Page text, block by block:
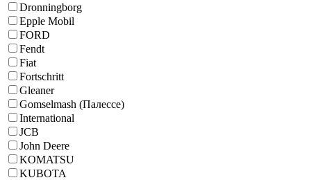
Dronningborg
Epple Mobil
FORD
Fendt
Fiat
Fortschritt
Gleaner
Gomselmash (Палессе)
International
JCB
John Deere
KOMATSU
KUBOTA